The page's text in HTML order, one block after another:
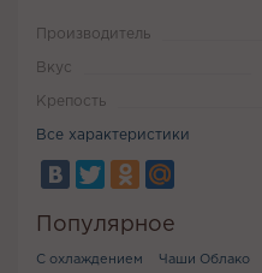
Производитель
Вкус
Крепость
Все характеристики
Популярное
С охлаждением Чаши Облако